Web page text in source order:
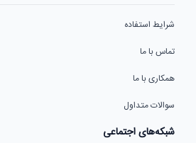
شرایط استفاده
تماس با ما
همکاری با ما
سوالات متداول
شبکه‌های اجتماعی